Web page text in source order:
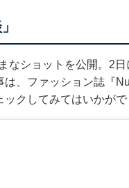
なショットを公開。2
は、ファッション誌『
クしてみてはいかがで